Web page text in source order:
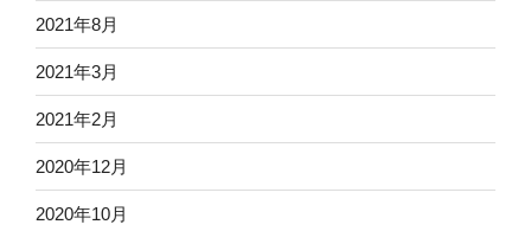
2021年8月
2021年3月
2021年2月
2020年12月
2020年10月